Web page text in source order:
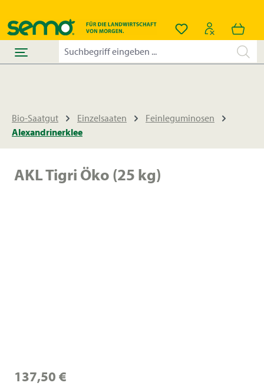
Du hast 0
Bio-Saatgut Einzelsaaten
Feinleguminosen
Alexandrinerklee
AKL Tigri Öko (25 kg)
137,50 €